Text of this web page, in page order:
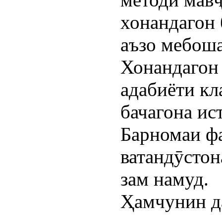
хонандагон
аъзо
Хонандагон
адабиёти
бачагона
Барномаи
зам намуд.
Ҳамчунин